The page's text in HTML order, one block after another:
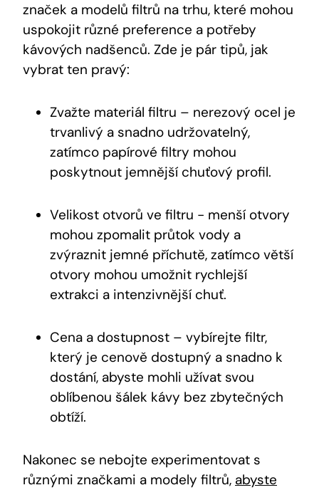
značek a modelů filtrů ‌na trhu, které mohou
uspokojit různé preference a potřeby⁣
kávových nadšenců. Zde je pár tipů, jak ​
vybrat ten pravý:
Zvažte ⁤materiál filtru – nerezový ocel​ je
trvanlivý ⁣a ⁤snadno⁢ udržovatelný,
zatímco papírové filtry mohou⁣
poskytnout jemnější chuťový profil.
Velikost otvorů ve filtru ⁢- ⁤menší otvory
mohou zpomalit ‌průtok vody a ​
zvýraznit ⁤jemné příchutě,​ zatímco větší
otvory ⁢mohou ⁤umožnit ‍rychlejší
extrakci ‌a intenzivnější chuť.
Cena ⁣a dostupnost – ⁤vybírejte ‌filtr,
který je‍ cenově dostupný a snadno k
dostání, abyste⁤ mohli ⁤užívat svou
oblíbenou šálek ​kávy bez zbytečných
obtíží.
Nakonec se nebojte experimentovat s
různými značkami a modely filtrů,‌ abyste